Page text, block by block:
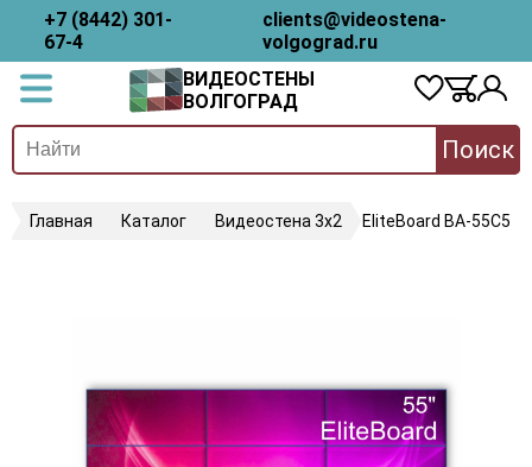
+7 (8442) 301-
67-4
clients@videostena-
volgograd.ru
ВИДЕОСТЕНЫ
ВОЛГОГРАД
Поиск
Главная Каталог Видеостена 3х2 EliteBoard BA-55C5